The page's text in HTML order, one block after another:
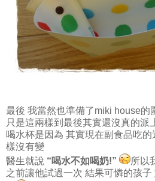
最後 我當然也準備了miki house的
只是這兩樣到最後其實還沒真的派
喝水杯是因為 其實現在副食品吃
樣沒有變
醫生就說 “喝水不如喝奶!”
所以
之前讓他試過一次 結果可憐的孩子